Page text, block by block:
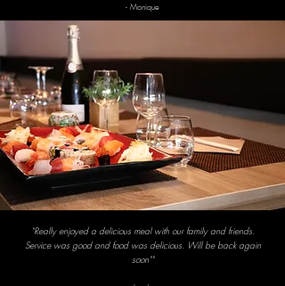
- Monique
"Really enjoyed a delicious meal with our family and friends.
Service was good and food was delicious. Will be back again
soon""